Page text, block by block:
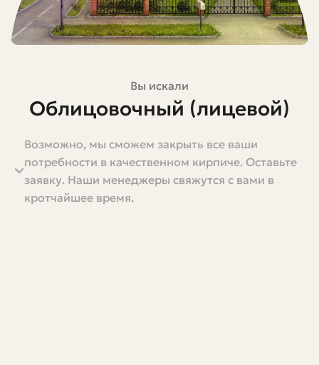
Вы искали
Облицовочный (лицевой)
гиперпрессованный кирпич
купить в г. Черкесск,
Республика Карачаево-
Возможно, мы сможем закрыть все ваши
потребности в качественном кирпиче. Оставьте
заявку. Наши менеджеры свяжутся с вами в
кротчайшее время.